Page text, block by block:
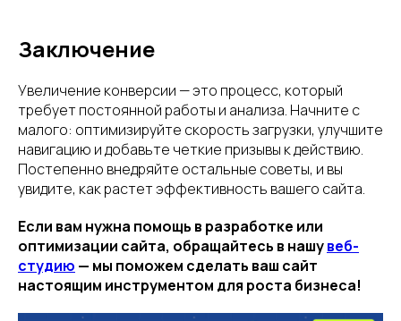
Заключение
Увеличение конверсии — это процесс, который
требует постоянной работы и анализа. Начните с
малого: оптимизируйте скорость загрузки, улучшите
навигацию и добавьте четкие призывы к действию.
Постепенно внедряйте остальные советы, и вы
увидите, как растет эффективность вашего сайта.
Если вам нужна помощь в разработке или
оптимизации сайта, обращайтесь в нашувеб-
студию — мы поможем сделать ваш сайт
настоящим инструментом для роста бизнеса!